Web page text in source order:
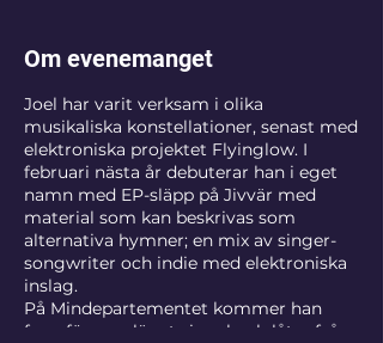
Om evenemanget
Joel har varit verksam i olika
musikaliska konstellationer, senast med
elektroniska projektet Flyinglow. I
februari nästa år debuterar han i eget
namn med EP-släpp på Jivvär med
material som kan beskrivas som
alternativa hymner; en mix av singer-
songwriter och indie med elektroniska
inslag.
På Mindepartementet kommer han
framföra nysläppt singel och låtar från